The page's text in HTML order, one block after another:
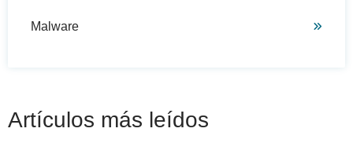
Malware
Artículos más leídos